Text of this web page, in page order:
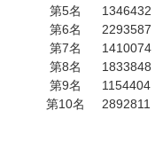
第5名
1346432
第6名
2293587
第7名
1410074
第8名
1833848
第9名
1154404
第10名
2892811